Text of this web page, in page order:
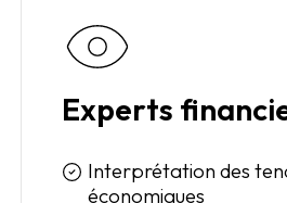
Experts
Interprétation des
économiques